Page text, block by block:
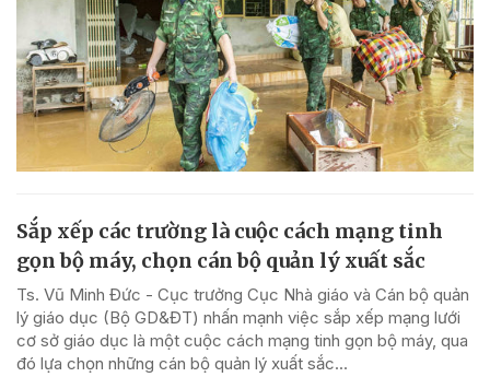
Sắp xếp các trường là cuộc cách mạng tinh
gọn bộ máy, chọn cán bộ quản lý xuất sắc
Ts. Vũ Minh Đức - Cục trưởng Cục Nhà giáo và Cán bộ quản
lý giáo dục (Bộ GD&ĐT) nhấn mạnh việc sắp xếp mạng lưới
cơ sở giáo dục là một cuộc cách mạng tinh gọn bộ máy, qua
đó lựa chọn những cán bộ quản lý xuất sắc...